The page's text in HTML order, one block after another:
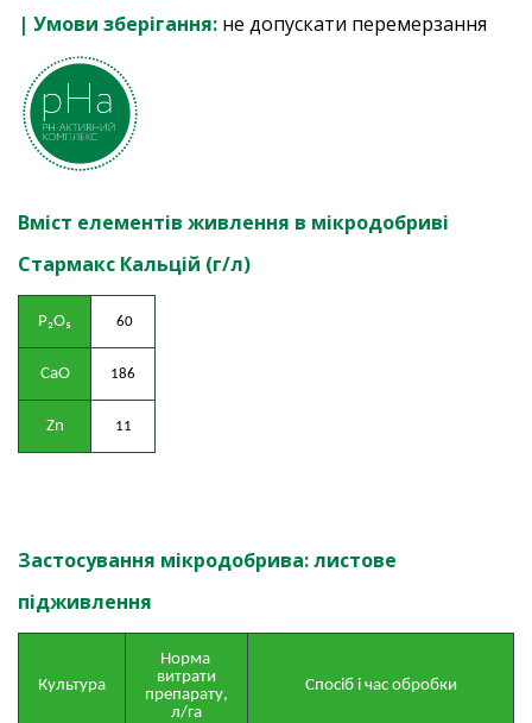
| Умови зберігання: не допускати перемерзання
Вміст елементів живлення в мікродобриві
Стармакс Кальцій (г/л)
P₂O₅ 60
CaO 186
Zn 11
Застосування мікродобрива: листове
підживлення
Культура
Норма
витрати
препарату,
л/га
Спосіб і час обробки